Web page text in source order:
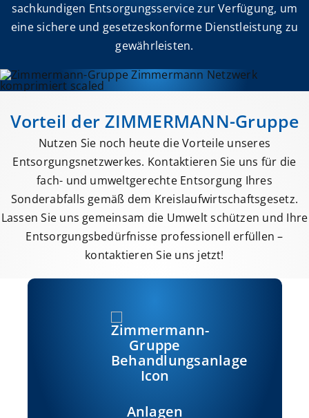
sachkundigen Entsorgungsservice zur Verfügung, um
eine sichere und gesetzeskonforme Dienstleistung zu
gewährleisten.
Vorteil der ZIMMERMANN-Gruppe
Nutzen Sie noch heute die Vorteile unseres
Entsorgungsnetzwerkes. Kontaktieren Sie uns für die
fach- und umweltgerechte Entsorgung Ihres
Sonderabfalls gemäß dem Kreislaufwirtschaftsgesetz.
Lassen Sie uns gemeinsam die Umwelt schützen und Ihre
Entsorgungsbedürfnisse professionell erfüllen –
kontaktieren Sie uns jetzt!
Anlagen